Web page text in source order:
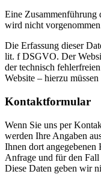
Eine Zusammenführung
wird nicht
Die Erfassung dieser
lit. f DSGVO. Der
der technisch
Website – hierzu
Kontaktformular
Wenn Sie uns per
werden Ihre Angaben
Ihnen dort
Anfrage und für den Fall
Diese Daten geben wir